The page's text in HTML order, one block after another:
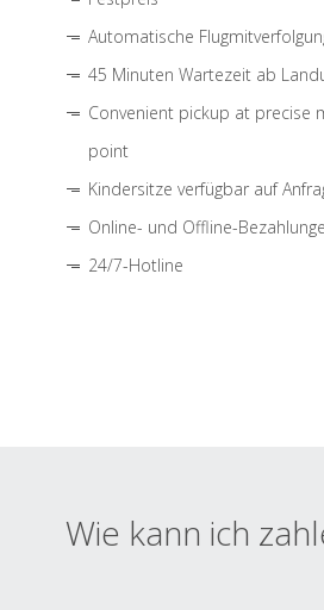
Automatische
45 Minuten Wartezeit ab
Convenient pickup at precise
point
Kindersitze verfügbar auf
Online- und Offline-
24/7-Hotline
Wie kann ich